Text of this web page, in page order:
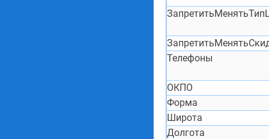
Телефоны
ОКПО
Форма
Широта
Долгота